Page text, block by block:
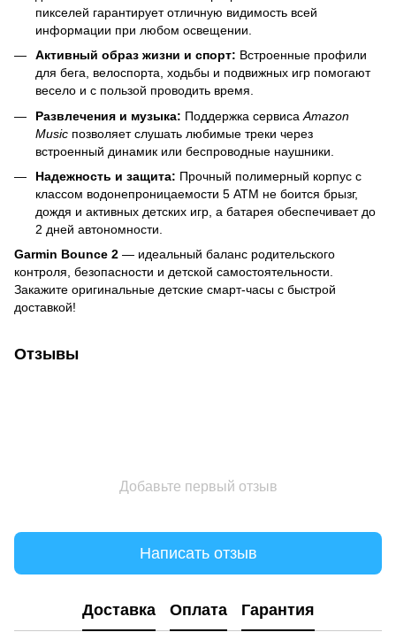
пикселей гарантирует отличную видимость всей
информации при любом освещении.
Активный образ жизни и спорт: Встроенные профили
для бега, велоспорта, ходьбы и подвижных игр помогают
весело и с пользой проводить время.
Развлечения и музыка: Поддержка сервиса Amazon
Music позволяет слушать любимые треки через
встроенный динамик или беспроводные наушники.
Надежность и защита: Прочный полимерный корпус с
классом водонепроницаемости 5 ATM не боится брызг,
дождя и активных детских игр, а батарея обеспечивает до
2 дней автономности.
Garmin Bounce 2 — идеальный баланс родительского
контроля, безопасности и детской самостоятельности.
Закажите оригинальные детские смарт-часы с быстрой
доставкой!
Отзывы
Добавьте первый отзыв
Написать отзыв
Доставка Оплата Гарантия